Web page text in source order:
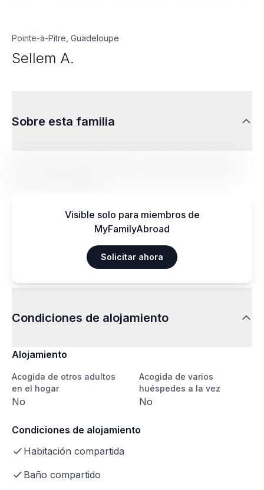
Pointe-à-Pitre, Guadeloupe
Sellem A.
Sobre esta familia
Visible solo para miembros de
MyFamilyAbroad
Solicitar ahora
Condiciones de alojamiento
Alojamiento
Acogida de otros adultos
en el hogar
No
Acogida de varios
huéspedes a la vez
No
Condiciones de alojamiento
Habitación compartida
Baño compartido